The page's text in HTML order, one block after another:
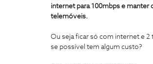
internet para 100mbps e manter
telemóveis.
Ou seja ficar só com internet e 2
se possível tem algum custo?